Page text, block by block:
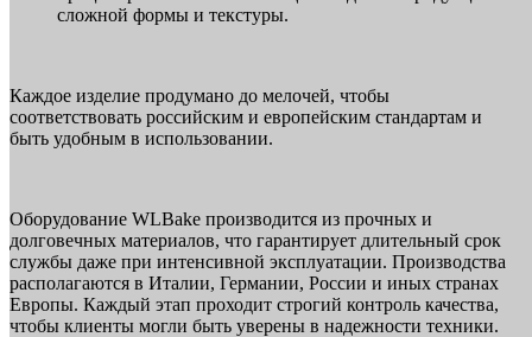
сложной формы и текстуры.
Каждое изделие продумано до мелочей, чтобы
соответствовать российским и европейским стандартам и
быть удобным в использовании.
Оборудование WLBake производится из прочных и
долговечных материалов, что гарантирует длительный срок
службы даже при интенсивной эксплуатации. Производства
располагаются в Италии, Германии, России и иных странах
Европы. Каждый этап проходит строгий контроль качества,
чтобы клиенты могли быть уверены в надежности техники.